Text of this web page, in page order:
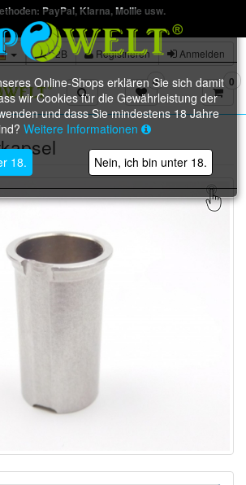
PayPal, Klarna, Mollie usw.
B2B Registrieren Anmelden
0 0
Online-Shops erklären Sie sich damit
wir Cookies für die Gewährleistung der
und dass Sie mindestens 18 Jahre
Weitere Informationen
18. Nein, ich bin unter 18.